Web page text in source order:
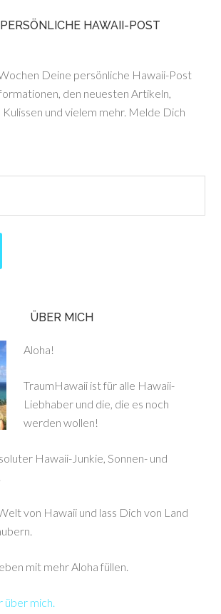
HAWAII-POST
Deine persönliche Hawaii-Post
den neuesten Artikeln,
und vielem mehr. Melde Dich
ÜBER MICH
Aloha!
TraumHawaii ist für alle Hawaii-
Liebhaber und die, die es noch
werden wollen!
Hawaii-Junkie, Sonnen- und
von Hawaii und lass Dich von Land
mit mehr Aloha füllen.
über mich.